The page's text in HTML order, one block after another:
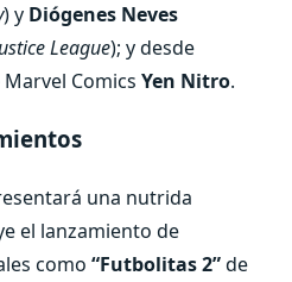
) y Diógenes Neves
League); y desde
Comics Yen Nitro.
una nutrida
el lanzamiento de
como “Futbolitas 2”de